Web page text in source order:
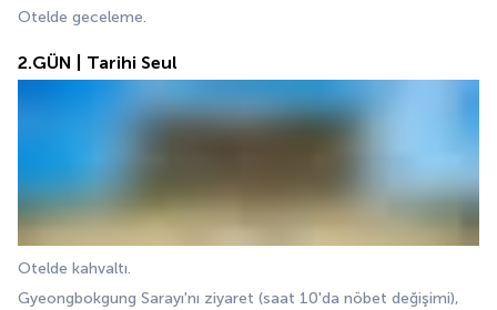
Otelde geceleme.
2.GÜN | Tarihi Seul
Otelde kahvaltı.
Gyeongbokgung Sarayı'nı ziyaret (saat 10'da nöbet değişimi),